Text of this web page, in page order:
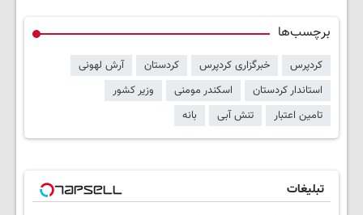
برچسب‌ها
کردپرس خبرگزاری کردپرس کردستان
آرش لهونی
استاندار کردستان
اسکندر مومنی
وزیر کشور
تامین اعتبار
تنش آبی بانه
تبلیغات